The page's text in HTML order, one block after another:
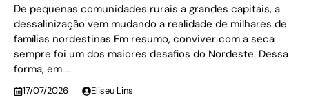
De pequenas comunidades rurais a grandes capitais, a
dessalinização vem mudando a realidade de milhares de
famílias nordestinas Em resumo, conviver com a seca
sempre foi um dos maiores desafios do Nordeste. Dessa
forma, em ...
17/07/2026 Eliseu Lins